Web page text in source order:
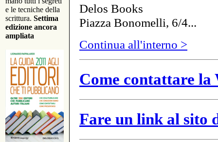
e le tecniche della
scrittura. Settima
edizione ancora
ampliata
Delos Books
Piazza Bonomelli, 6/4...
Continua all'interno >
Come contattare
Fare un link al sito